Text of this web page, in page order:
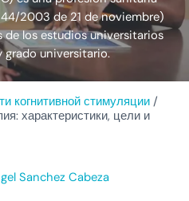
2003 de 21 de noviembre)
de los estudios universitarios
grado universitario.
когнитивной стимуляции /
характеристики, цели и
Sanchez Cabeza